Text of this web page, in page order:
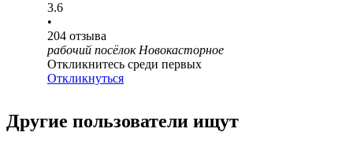
3.6
•
204 отзыва
рабочий посёлок Новокасторное
Откликнитесь среди первых
Откликнуться
Другие пользователи ищут